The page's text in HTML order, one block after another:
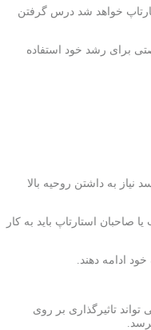
خواهد شد درس گرفتن
برای رشد خود استفاده
نیاز به داشتن روحیه بالا
صاحبان استارتاپ باید به کار
ادامه دهند.
تاثیرگذاری بر روی